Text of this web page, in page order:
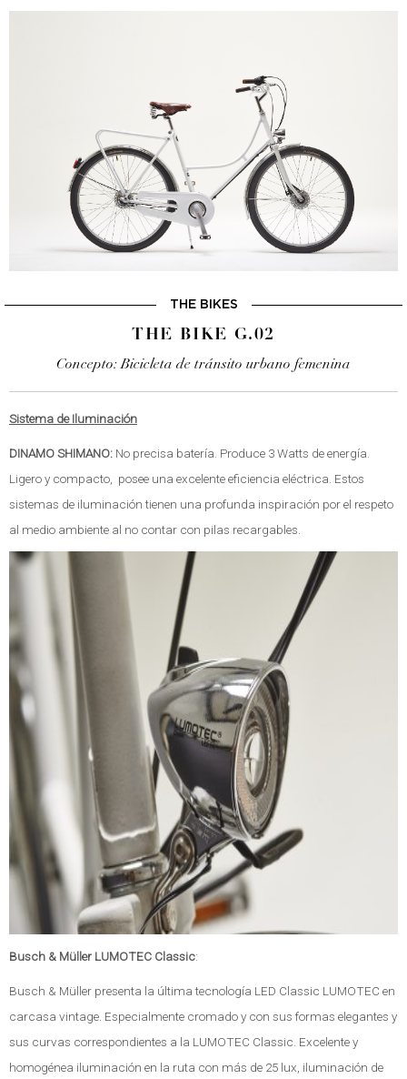
THE BIKES
THE BIKE G.02
Concepto: Bicicleta de tránsito urbano femenina
Sistema de Iluminación
DINAMO SHIMANO: No precisa batería. Produce 3 Watts de energía.
Ligero y compacto, posee una excelente eficiencia eléctrica. Estos
sistemas de iluminación tienen una profunda inspiración por el respeto
al medio ambiente al no contar con pilas recargables.
Busch & Müller LUMOTEC Classic:
Busch & Müller presenta la última tecnología LED Classic LUMOTEC en
carcasa vintage. Especialmente cromado y con sus formas elegantes y
sus curvas correspondientes a la LUMOTEC Classic. Excelente y
homogénea iluminación en la ruta con más de 25 lux, iluminación de